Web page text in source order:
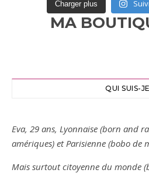
Charger plus
MA
QUI SUIS-
Eva, 29 ans, Lyonnaise (born and
amériques) et Parisienne (bobo de
Mais surtout citoyenne du monde